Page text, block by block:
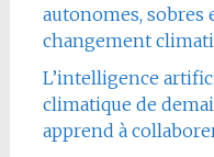
autonomes, sobres
changement
L’intelligence
climatique de
apprend à